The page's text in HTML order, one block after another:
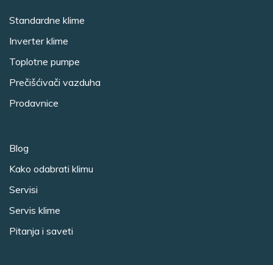
Standardne klime
Inverter klime
Toplotne pumpe
Prečišćivači vazduha
Prodavnice
Blog
Kako odabrati klimu
Servisi
Servis klime
Pitanja i saveti